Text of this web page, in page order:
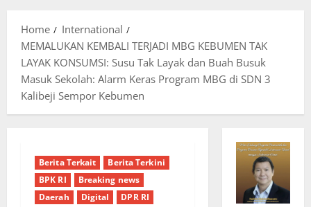
Home
International
MEMALUKAN KEMBALI TERJADI MBG KEBUMEN TAK
LAYAK KONSUMSI: Susu Tak Layak dan Buah Busuk
Masuk Sekolah: Alarm Keras Program MBG di SDN 3
Kalibeji Sempor Kebumen
Berita Terkait
Berita Terkini
BPK RI
Breaking news
Daerah
Digital
DPR RI